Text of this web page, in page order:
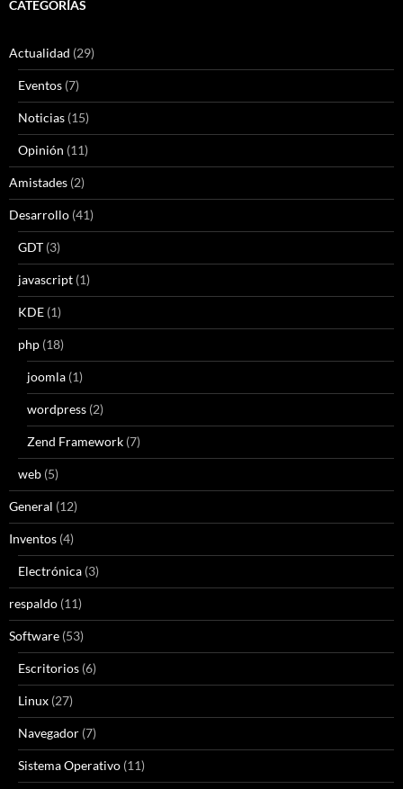
CATEGORÍAS
Actualidad (29)
Eventos (7)
Noticias (15)
Opinión (11)
Amistades (2)
Desarrollo (41)
GDT (3)
javascript (1)
KDE (1)
php (18)
joomla (1)
wordpress (2)
Zend Framework (7)
web (5)
General (12)
Inventos (4)
Electrónica (3)
respaldo (11)
Software (53)
Escritorios (6)
Linux (27)
Navegador (7)
Sistema Operativo (11)